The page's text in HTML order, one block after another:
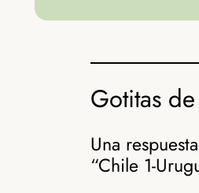
Gotitas
Una
“Chile 1-